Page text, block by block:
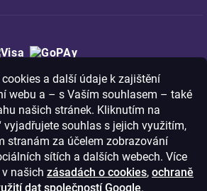
a další údaje k zajištění
webu a – s Vaším souhlasem – také
našich stránek. Kliknutím na
vyjadřujete souhlas s jejich využitím,
stranám za účelem zobrazování
sítích a dalších webech. Více
našich zásadách o cookies, ochraně
dat společností Google.
na FOA bezpečně a bez obav.
HTTPS protokolu jsou Vaše citlivá
v naprostém bezpečí.